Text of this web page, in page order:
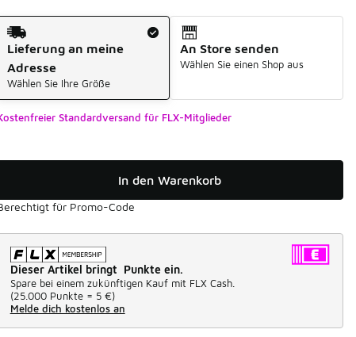
Lieferung an meine
Adresse
Wählen Sie Ihre Größe
An Store senden
Wählen Sie einen Shop aus
Standardversand für FLX-Mitglieder
In den Warenkorb
für Promo-Code
Dieser Artikel bringt Punkte ein.
Spare bei einem zukünftigen Kauf mit FLX Cash.
(25.000 Punkte = 5 €)
Melde dich kostenlos an